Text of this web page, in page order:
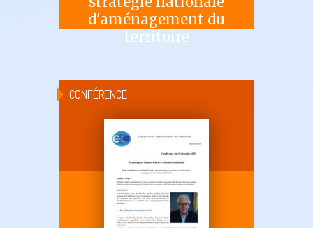
d'aménagement du
territoire
CONFÉRENCE